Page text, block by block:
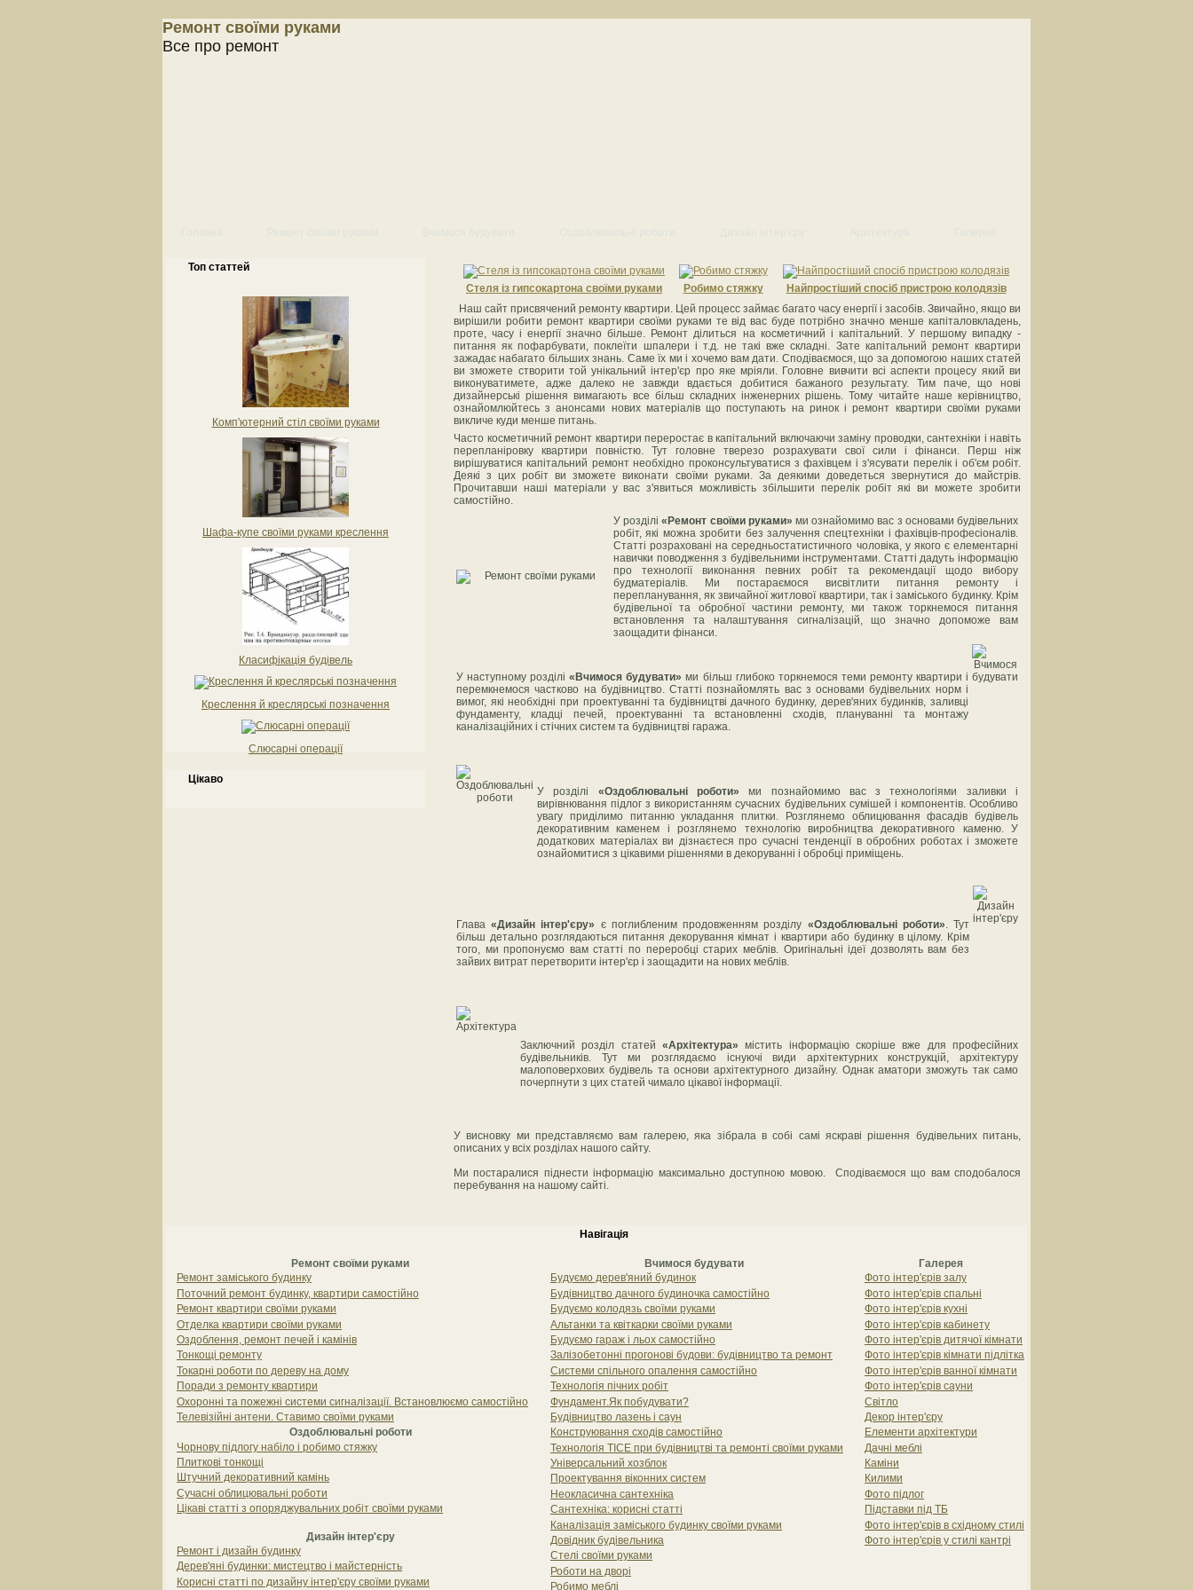
Ремонт своїми руками
Все про ремонт
Топ статтей
Комп'ютерний стіл своїми руками
Шафа-купе своїми руками креслення
Класифікація будівель
Креслення й креслярські позначення
Слюсарні операції
Цікаво
Стеля із гипсокартона своїми руками Робимо стяжку
Найпростіший спосіб пристрою колодязів
Наш сайт присвячений ремонту квартири. Цей процесс займає багато часу енергії і засобів. Звичайно, якщо ви
вирішили робити ремонт квартири своїми руками те від вас буде потрібно значно менше капіталовкладень,
проте, часу і енергії значно більше. Ремонт ділиться на косметичний і капітальний. У першому випадку -
питання як пофарбувати, поклеїти шпалери і т.д. не такі вже складні. Зате капітальний ремонт квартири
зажадає набагато більших знань. Саме їх ми і хочемо вам дати. Сподіваємося, що за допомогою наших статей
ви зможете створити той унікальний інтер'єр про яке мріяли. Головне вивчити всі аспекти процесу який ви
виконуватимете, адже далеко не завжди вдається добитися бажаного результату. Тим паче, що нові
дизайнерські рішення вимагають все більш складних інженерних рішень. Тому читайте наше керівництво,
ознайомлюйтесь з анонсами нових матеріалів що поступають на ринок і ремонт квартири своїми руками
викличе куди менше питань.
Часто косметичний ремонт квартири переростає в капітальний включаючи заміну проводки, сантехніки і навіть
перепланіровку квартири повністю. Тут головне тверезо розрахувати свої сили і фінанси. Перш ніж
вирішуватися капітальний ремонт необхідно проконсультуватися з фахівцем і з'ясувати перелік і об'єм робіт.
Деякі з цих робіт ви зможете виконати своїми руками. За деякими доведеться звернутися до майстрів.
Прочитавши наші матеріали у вас з'явиться можливість збільшити перелік робіт які ви можете зробити
самостійно.
У розділі«Ремонт своїми руками» ми ознайомимо вас з основами будівельних
робіт, які можна зробити без залучення спецтехніки і фахівців-професіоналів.
Статті розраховані на середньостатистичного чоловіка, у якого є елементарні
навички поводження з будівельними інструментами. Статті дадуть інформацію
про технології виконання певних робіт та рекомендації щодо вибору
будматеріалів. Ми постараємося висвітлити питання ремонту і
перепланування, як звичайної житлової квартири, так і заміського будинку. Крім
будівельної та обробної частини ремонту, ми також торкнемося питання
встановлення та налаштування сигналізацій, що значно допоможе вам
заощадити фінанси.
У наступному розділі«Вчимося будувати» ми більш глибоко торкнемося теми ремонту квартири і
перемкнемося частково на будівництво. Статті познайомлять вас з основами будівельних норм і
вимог, які необхідні при проектуванні та будівництві дачного будинку, дерев'яних будинків, заливці
фундаменту, кладці печей, проектуванні та встановленні сходів, плануванні та монтажу
каналізаційних і стічних систем та будівництві гаража.
У розділі «Оздоблювальні роботи» ми познайомимо вас з технологіями заливки і
вирівнювання підлог з використанням сучасних будівельних сумішей і компонентів. Особливо
увагу приділимо питанню укладання плитки. Розглянемо облицювання фасадів будівель
декоративним каменем і розглянемо технологію виробництва декоративного каменю. У
додаткових матеріалах ви дізнаєтеся про сучасні тенденції в обробних роботах і зможете
ознайомитися з цікавими рішеннями в декоруванні і обробці приміщень.
Глава«Дизайн інтер'єру» є поглибленим продовженням розділу «Оздоблювальні роботи». Тут
більш детально розглядаються питання декорування кімнат і квартири або будинку в цілому. Крім
того, ми пропонуємо вам статті по переробці старих меблів. Оригінальні ідеї дозволять вам без
зайвих витрат перетворити інтер'єр і заощадити на нових меблів.
Заключний розділ статей «Архітектура» містить інформацію скоріше вже для професійних
будівельників. Тут ми розглядаємо існуючі види архітектурних конструкцій, архітектуру
малоповерхових будівель та основи архітектурного дизайну. Однак аматори зможуть так само
почерпнути з цих статей чимало цікавої інформації.
У висновку ми представляємо вам галерею, яка зібрала в собі самі яскраві рішення будівельних питань,
описаних у всіх розділах нашого сайту.
Ми постаралися піднести інформацію максимально доступною мовою. Сподіваємося що вам сподобалося
перебування на нашому сайті.
Навігація
Ремонт своїми руками
Ремонт заміського будинку
Поточний ремонт будинку, квартири самостійно
Ремонт квартири своїми руками
Oтделка квартири своїми руками
Оздоблення, ремонт печей і камінів
Тонкощі ремонту
Токарні роботи по дереву на дому
Поради з ремонту квартири
Охоронні та пожежні системи сигналізації. Встановлюємо самостійно
Телевізійні антени. Ставимо своїми руками
Оздоблювальні роботи
Чорнову підлогу набіло і робимо стяжку
Плиткові тонкощі
Штучний декоративний камінь
Сучасні облицювальні роботи
Цікаві статті з опоряджувальних робіт своїми руками
Дизайн інтер'єру
Ремонт і дизайн будинку
Дерев'яні будинки: мистецтво і майстерність
Корисні статті по дизайну інтер'єру своїми руками
Вчимося будувати
Будуємо дерев'яний будинок
Будівництво дачного будиночка самостійно
Будуємо колодязь своїми руками
Альтанки та квіткарки своїми руками
Будуємо гараж і льох самостійно
Залізобетонні прогонові будови: будівництво та ремонт
Системи спільного опалення самостійно
Технологія пічних робіт
Фундамент.Як побудувати?
Будівництво лазень і саун
Конструювання сходів самостійно
Технологія ТІСЕ при будівництві та ремонті своїми руками
Універсальний хозблок
Проектування віконних систем
Неокласична сантехніка
Сантехніка: корисні статті
Каналізація заміського будинку своїми руками
Довідник будівельника
Стелі своїми руками
Роботи на дворі
Робимо меблі
Галерея
Фото інтер'єрів залу
Фото інтер'єрів спальні
Фото інтер'єрів кухні
Фото інтер'єрів кабинету
Фото інтер'єрів дитячої кімнати
Фото інтер'єрів кімнати підлітка
Фото інтер'єрів ванної кімнати
Фото інтер'єрів сауни
Світло
Декор інтер'єру
Елементи архітектури
Дачні меблі
Каміни
Килими
Фото підлог
Підставки під ТБ
Фото інтер'єрів в східному стилі
Фото інтер'єрів у стилі кантрі